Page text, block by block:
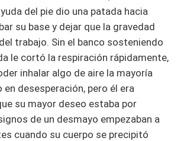
del pie dio una patada hacia
su base y dejar que la gravedad
trabajo. Sin el banco sosteniendo
le cortó la respiración rápidamente,
inhalar algo de aire la mayoría
en desesperación, pero él era
su mayor deseo estaba por
de un desmayo empezaban a
cuando su cuerpo se precipitó